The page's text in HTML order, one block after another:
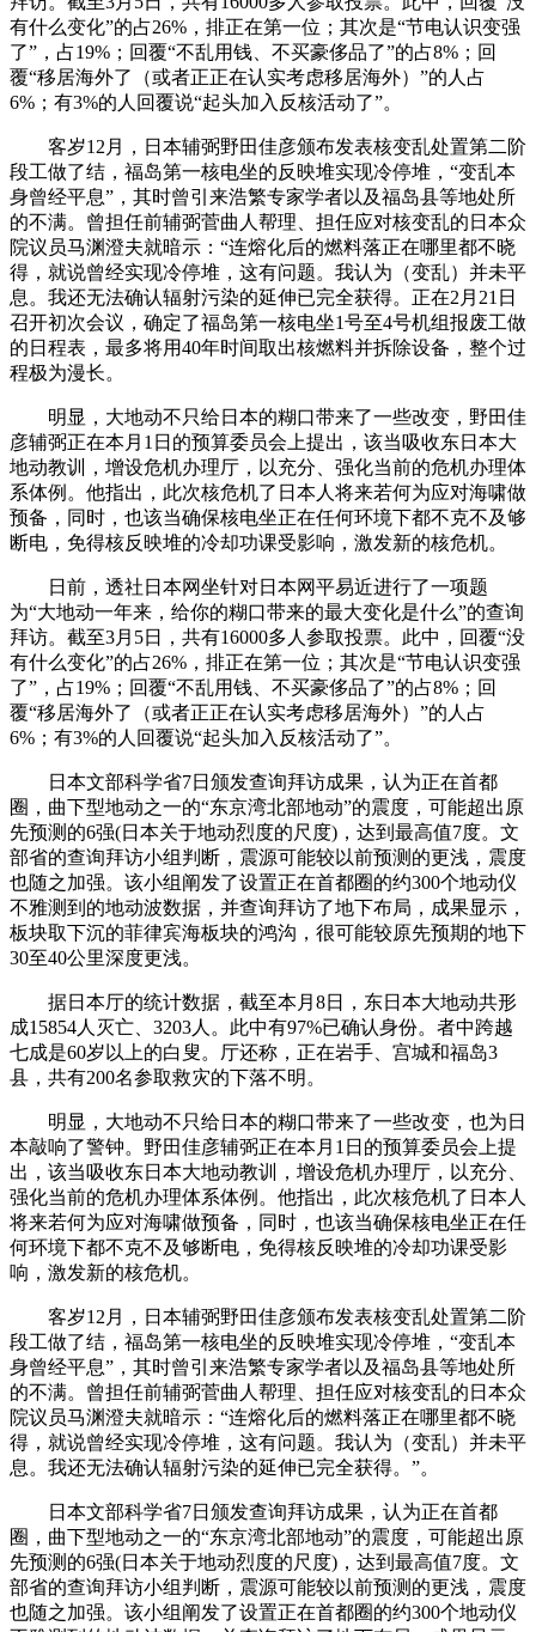
有什么变化”的占26%，排正在第一位；其次是“节电认识变强
了”，占19%；回覆“不乱用钱、不买豪侈品了”的占8%；回
覆“移居海外了（或者正正在认实考虑移居海外）”的人占
6%；有3%的人回覆说“起头加入反核活动了”。
客岁12月，日本辅弼野田佳彦颁布发表核变乱处置第二阶
段工做了结，福岛第一核电坐的反映堆实现冷停堆，“变乱本
身曾经平息”，其时曾引来浩繁专家学者以及福岛县等地处所
的不满。曾担任前辅弼菅曲人帮理、担任应对核变乱的日本众
院议员马渊澄夫就暗示：“连熔化后的燃料落正在哪里都不晓
得，就说曾经实现冷停堆，这有问题。我认为（变乱）并未平
息。我还无法确认辐射污染的延伸已完全获得。正在2月21日
召开初次会议，确定了福岛第一核电坐1号至4号机组报废工做
的日程表，最多将用40年时间取出核燃料并拆除设备，整个过
程极为漫长。
明显，大地动不只给日本的糊口带来了一些改变，野田佳
彦辅弼正在本月1日的预算委员会上提出，该当吸收东日本大
地动教训，增设危机办理厅，以充分、强化当前的危机办理体
系体例。他指出，此次核危机了日本人将来若何为应对海啸做
预备，同时，也该当确保核电坐正在任何环境下都不克不及够
断电，免得核反映堆的冷却功课受影响，激发新的核危机。
日前，透社日本网坐针对日本网平易近进行了一项题
为“大地动一年来，给你的糊口带来的最大变化是什么”的查询
拜访。截至3月5日，共有16000多人参取投票。此中，回覆“没
有什么变化”的占26%，排正在第一位；其次是“节电认识变强
了”，占19%；回覆“不乱用钱、不买豪侈品了”的占8%；回
覆“移居海外了（或者正正在认实考虑移居海外）”的人占
6%；有3%的人回覆说“起头加入反核活动了”。
日本文部科学省7日颁发查询拜访成果，认为正在首都
圈，曲下型地动之一的“东京湾北部地动”的震度，可能超出原
先预测的6强(日本关于地动烈度的尺度)，达到最高值7度。文
部省的查询拜访小组判断，震源可能较以前预测的更浅，震度
也随之加强。该小组阐发了设置正在首都圈的约300个地动仪
不雅测到的地动波数据，并查询拜访了地下布局，成果显示，
板块取下沉的菲律宾海板块的鸿沟，很可能较原先预期的地下
30至40公里深度更浅。
据日本厅的统计数据，截至本月8日，东日本大地动共形
成15854人灭亡、3203人。此中有97%已确认身份。者中跨越
七成是60岁以上的白叟。厅还称，正在岩手、宫城和福岛3
县，共有200名参取救灾的下落不明。
明显，大地动不只给日本的糊口带来了一些改变，也为日
本敲响了警钟。野田佳彦辅弼正在本月1日的预算委员会上提
出，该当吸收东日本大地动教训，增设危机办理厅，以充分、
强化当前的危机办理体系体例。他指出，此次核危机了日本人
将来若何为应对海啸做预备，同时，也该当确保核电坐正在任
何环境下都不克不及够断电，免得核反映堆的冷却功课受影
响，激发新的核危机。
客岁12月，日本辅弼野田佳彦颁布发表核变乱处置第二阶
段工做了结，福岛第一核电坐的反映堆实现冷停堆，“变乱本
身曾经平息”，其时曾引来浩繁专家学者以及福岛县等地处所
的不满。曾担任前辅弼菅曲人帮理、担任应对核变乱的日本众
院议员马渊澄夫就暗示：“连熔化后的燃料落正在哪里都不晓
得，就说曾经实现冷停堆，这有问题。我认为（变乱）并未平
息。我还无法确认辐射污染的延伸已完全获得。”。
日本文部科学省7日颁发查询拜访成果，认为正在首都
圈，曲下型地动之一的“东京湾北部地动”的震度，可能超出原
先预测的6强(日本关于地动烈度的尺度)，达到最高值7度。文
部省的查询拜访小组判断，震源可能较以前预测的更浅，震度
也随之加强。该小组阐发了设置正在首都圈的约300个地动仪